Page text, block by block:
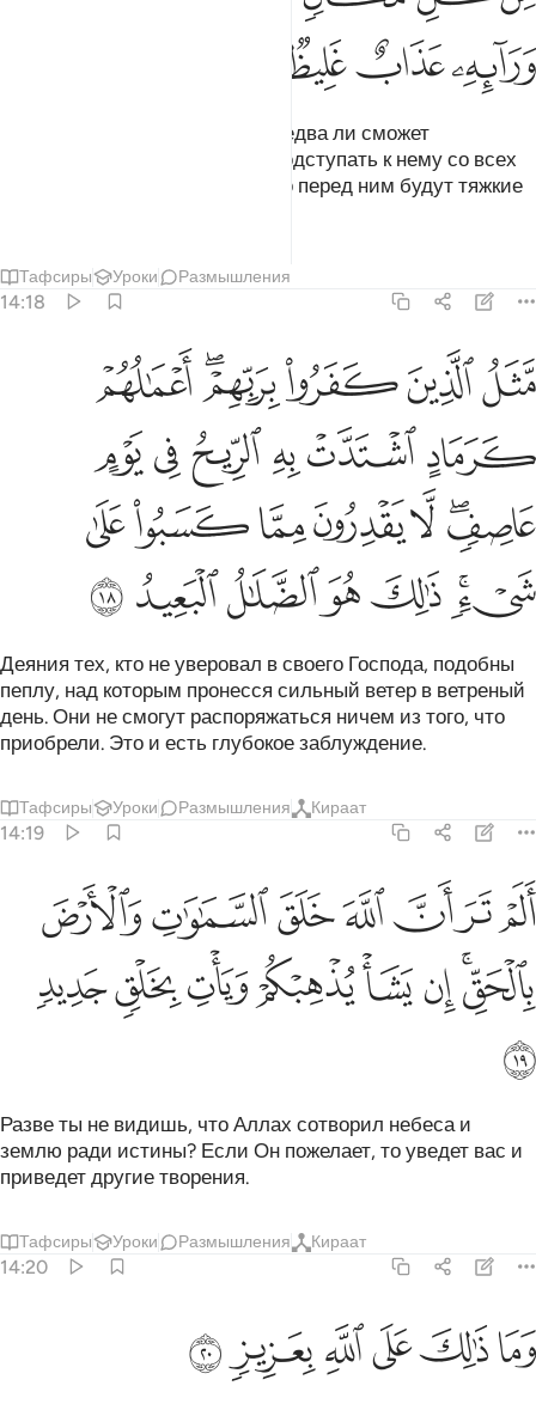
ﲯﲰﲱ
Он будет пить ее глотками, но едва ли сможет
проглотить ее. Смерть будет подступать к нему со всех
сторон, однако он не умрет, ибо перед ним будут тяжкие
Тафсиры Уроки Размышления
14:18
مثل الذين كفروا بربهم اعمالهم كرماد اشتدت به الريح في يوم عاصف
مَّثَلُ ٱلَّذِينَ كَفَرُوا۟ بِرَبِّهِمْ ۖ أَعْمَـٰلُهُمْ كَرَمَادٍ ٱشْتَدَّتْ بِهِ
ﲳﲴﲵﲶﲷﲸ
ﲹﲺﲻﲼﲽﲾ
ﲿﳀﳁﳂﳃﳄﳅ
ﳆﳇﳈﳉﳊﳋ ﳌ
Деяния тех, кто не уверовал в своего Господа, подобны
пеплу, над которым пронесся сильный ветер в ветреный
день. Они не смогут распоряжаться ничем из того, что
приобрели. Это и есть глубокое заблуждение.
Тафсиры Уроки Размышления Кираат
14:19
الم تر ان الله خلق السماوات والارض بالحق ان يشا يذهبكم ويات بخلق
أَلَمْ تَرَ أَنَّ ٱللَّهَ خَلَقَ ٱلسَّمَـٰوَٰتِ وَٱلْأَرْضَ بِٱلْحَقِّ ۚ إِن يَشَأْ يُذْهِبْكُمْ
ﱁﱂﱃﱄﱅﱆﱇ
ﱈﱉﱊﱋﱌﱍﱎﱏ
ﱐ
Разве ты не видишь, что Аллах сотворил небеса и
землю ради истины? Если Он пожелает, то уведет вас и
приведет другие творения.
Тафсиры Уроки Размышления Кираат
14:20
وما ذالك على الله بعزيز ٢٠
وَمَا ذَٰلِكَ عَلَى ٱللَّهِ بِعَزِيزٍۢ ٢٠
ﱑﱒﱓﱔﱕﱖ